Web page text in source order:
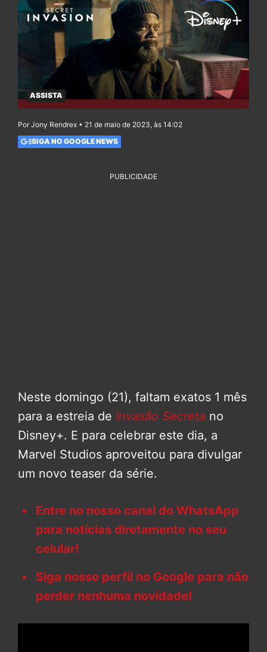
ASSISTA
Por Jony Rendrex • 21 de maio de 2023, às 14:02
SIGA NO GOOGLE NEWS
PUBLICIDADE
Neste domingo (21), faltam exatos 1 mês
para a estreia de Invasão Secreta no
Disney+. E para celebrar este dia, a
Marvel Studios aproveitou para divulgar
um novo teaser da série.
Entre no nosso canal do WhatsApp
para notícias diretamente no seu
celular!
Siga nosso perfil no Google para não
perder nenhuma novidade!